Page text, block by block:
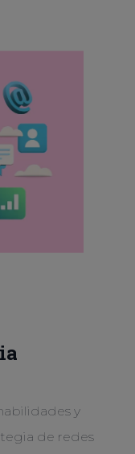
y
de redes